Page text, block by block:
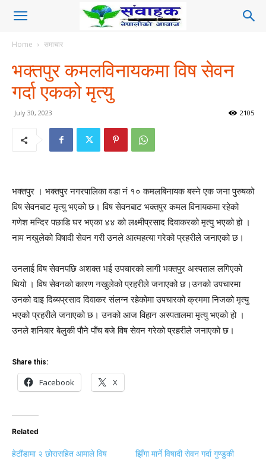
Home समाचार
भक्तपुर कमलविनायकमा विष सेवन
गर्दा एकको मृत्यु
July 30, 2023 2105
भक्तपुर । भक्तपुर नगरपालिका वडा नं १० कमलबिनायक बस्ने एक जना पुरुषको
विष सेवनबाट मृत्यु भएको छ। विष सेवनबाट भक्तपुर कमल विनायकमा रहेको
गणेश मन्दिर पछाडि घर भएका ४४ को लक्ष्मीप्रसाद दिवाकरको मृत्यु भएको हो ।
नाम नखुलेको विषादी सेवन गरी उनले आत्महत्या गरेको प्रहरीले जनाएको छ।
उनलाई विष सेवनपछि अशक्त भई उपचारको लागी भक्तपुर अस्पताल लगिएको
थियो । विष सेवनको कारण नखुलेको प्रहरीले जनाएको छ।उनको उपचारमा
उनको दाइ दिब्यप्रसाद दिवाकर संलग्न रहेकोमा उपचारको क्रममा निजको मृत्यु
भएको प्रहरीले जनाएको छ। उनको आज विहान अस्पतालमा मृत्यु भएको हो ।
उनले शनिबार बेलुकी पौने पाँच बजे विष सेवन गरेको प्रहरीले जनाएको छ।
Share this:
Facebook X
Related
हेटौंडामा २ छोरासहित आमाले विष
झिँगा मार्ने विषादी सेवन गर्दा गुण्डुकी